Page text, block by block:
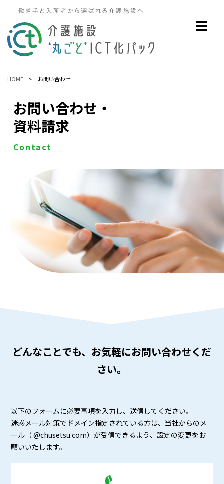
HOME > お問い合わせ
お問い合わせ・
資料請求
Contact
どんなことでも、 お気軽にお問い合わせくだ
さい。
以下のフォームに必要事項を入力し、送信してください。
迷惑メール対策でドメイン指定されている方は、当社からのメ
ール（ @chusetsu.com）が受信できるよう、設定の変更をお
願いいたします。